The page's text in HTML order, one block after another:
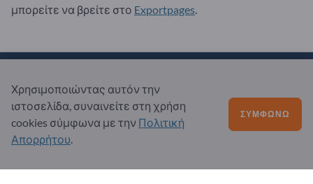
μπορείτε να βρείτε στο Exportpages.
Γενικά
Όροι & Προϋποθέσεις
Χρησιμοποιώντας αυτόν την
ιστοσελίδα, συναινείτε στη χρήση
cookies σύμφωνα με την Πολιτική
Απορρήτου.
ΣΥΜΦΩΝΏ